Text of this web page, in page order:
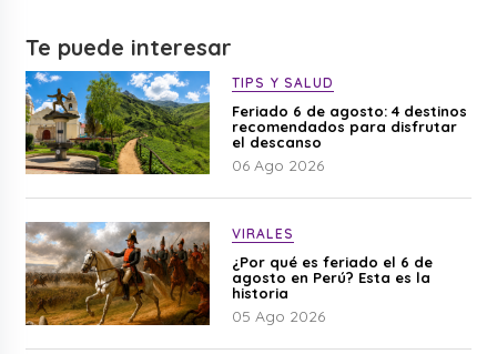
Te puede interesar
TIPS Y SALUD
Feriado 6 de agosto: 4 destinos
recomendados para disfrutar
el descanso
06 Ago 2026
VIRALES
¿Por qué es feriado el 6 de
agosto en Perú? Esta es la
historia
05 Ago 2026